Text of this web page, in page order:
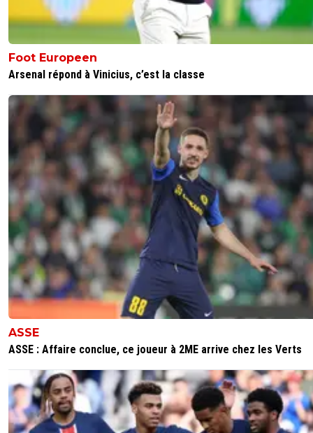
Foot Europeen
Arsenal répond à Vinicius, c’est la classe
ASSE
ASSE : Affaire conclue, ce joueur à 2ME arrive chez les Verts